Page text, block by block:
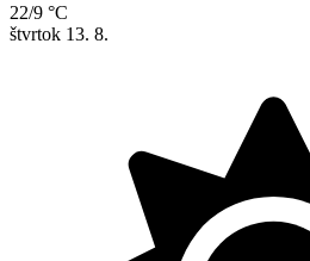
22/9 °C
štvrtok 13. 8.